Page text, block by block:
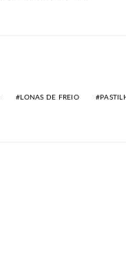
LONAS DE FREIO